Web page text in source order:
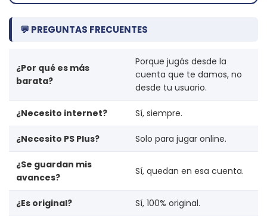
💬 PREGUNTAS FRECUENTES
¿Por qué es más
barata?
Porque jugás desde la
cuenta que te damos, no
desde tu usuario.
¿Necesito internet? Sí, siempre.
¿Necesito PS Plus? Solo para jugar online.
¿Se guardan mis
avances?
Sí, quedan en esa cuenta.
¿Es original? Sí, 100% original.